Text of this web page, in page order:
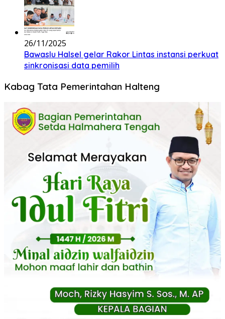
26/11/2025
Bawaslu Halsel gelar Rakor Lintas instansi perkuat
sinkronisasi data pemilih
Kabag Tata Pemerintahan Halteng